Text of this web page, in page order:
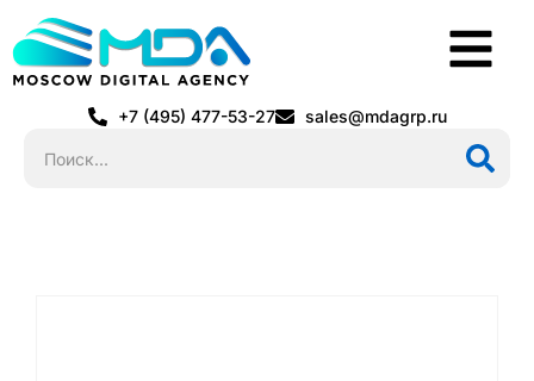
+7 (495) 477-53-27 sales@mdagrp.ru